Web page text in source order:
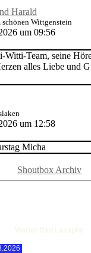
Harald
schönen Wittgenstein
um 09:56
Team, seine
alles Liebe und
um 12:58
Micha
Shoutbox Archiv